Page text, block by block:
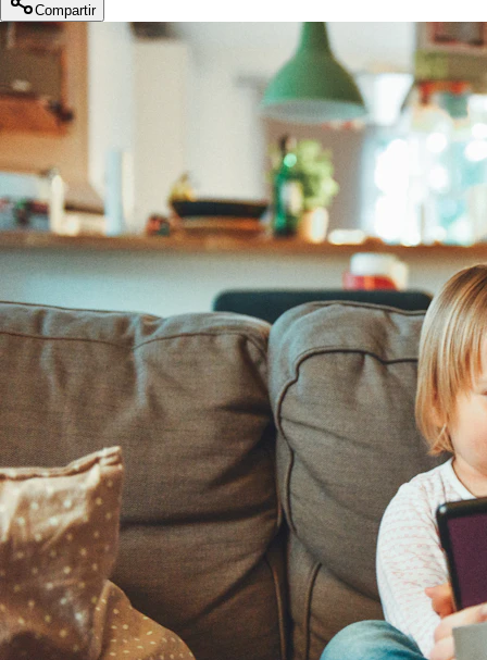
Compartir